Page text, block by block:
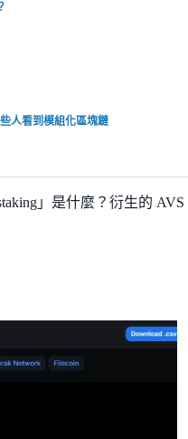
人看到模組化區塊鏈
」是什麼？衍生的 AVS